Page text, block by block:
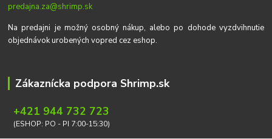
predajna.za@shrimp.sk
Na predajni je možný osobný nákup, alebo po dohode vyzdvihnutie
objednávok urobených vopred cez eshop.
Zákaznícka podpora Shrimp.sk
+421 944 732 723
(ESHOP: PO - PI 7:00-15:30)